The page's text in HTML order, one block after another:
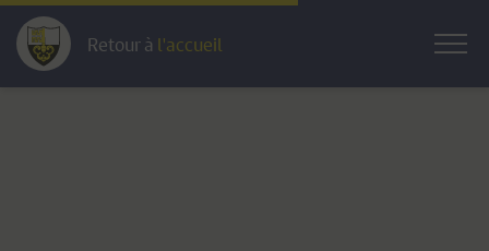
Retour à l'accueil